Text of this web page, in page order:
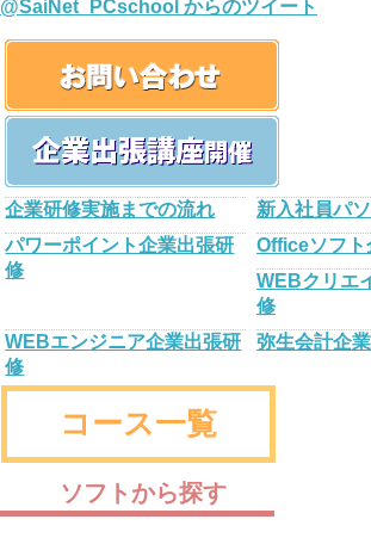
@SaiNet_PCschool からのツイート
企業研修実施までの流れ
新入社員パ
パワーポイント企業出張研
修
Officeソフト
WEBクリエ
修
WEBエンジニア企業出張研
修
弥生会計企
コース一覧
ソフトから探す